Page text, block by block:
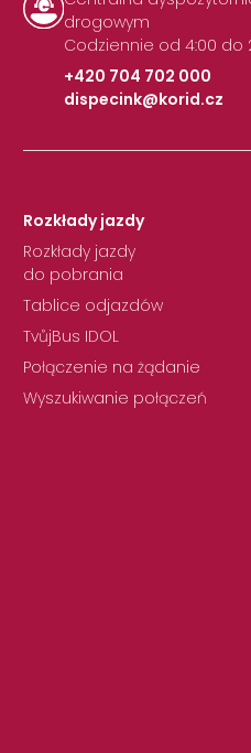
drogowym
Codziennie od 4:00 do
+420 704 702 000
|
dispecink@korid.cz
Rozkłady jazdy
Rozkłady jazdy
do pobrania
Tablice odjazdów
TvůjBus IDOL
Połączenie na żądanie
Wyszukiwanie połączeń